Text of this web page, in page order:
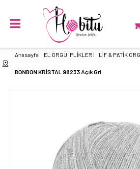
Anasayfa EL ÖRGÜ İPLİKLERİ LİF & PATİK
BONBON KRİSTAL 98233 Açık Gri